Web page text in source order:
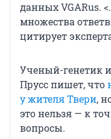
данных VGARus.
множества
цитирует
Ученый-генетик
Прусс пишет, что
у жителя Твери,
это нельзя — к
вопросы.